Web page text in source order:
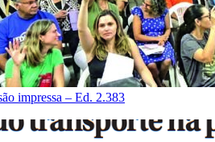
impressa – Ed. 2.383